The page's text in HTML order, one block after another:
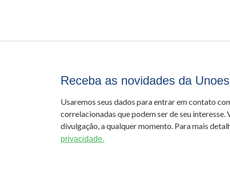
Receba as novidades da
Usaremos seus dados para entrar em contato
correlacionadas que podem ser de seu interesse.
divulgação, a qualquer momento. Para mais
privacidade.